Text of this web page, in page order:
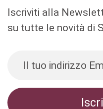
Iscriviti alla
su tutte le novità di